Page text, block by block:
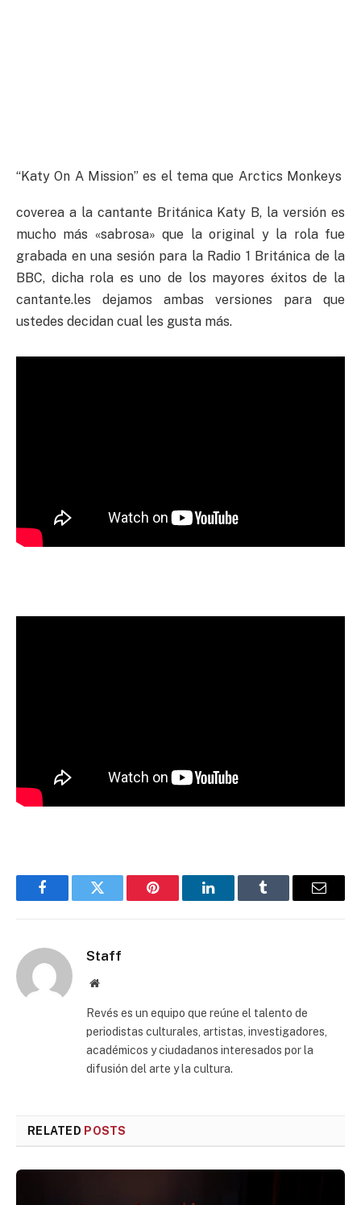
“Katy On A Mission” es el tema que Arctics Monkeys
coverea a la cantante Británica Katy B, la versión es
mucho más «sabrosa» que la original y la rola fue
grabada en una sesión para la Radio 1 Británica de la
BBC, dicha rola es uno de los mayores éxitos de la
cantante.les dejamos ambas versiones para que
ustedes decidan cual les gusta más.
FacebookTwitter Pinterest LinkedInTumblr Email
Staff
Website
Revés es un equipo que reúne el talento de
periodistas culturales, artistas, investigadores,
académicos y ciudadanos interesados por la
difusión del arte y la cultura.
RELATED POSTS